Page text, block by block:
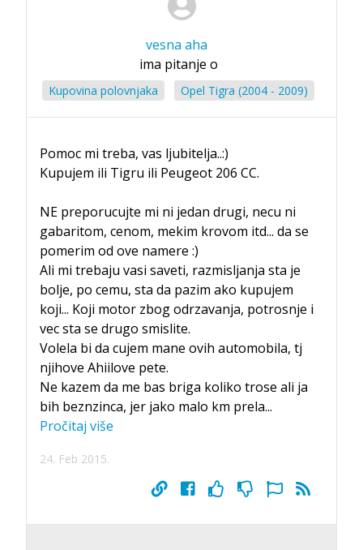
vesna aha
ima pitanje o
Kupovina polovnjaka Opel Tigra (2004 - 2009)
Pomoc mi treba, vas ljubitelja..:)
Kupujem ili Tigru ili Peugeot 206 CC.
NE preporucujte mi ni jedan drugi, necu ni
gabaritom, cenom, mekim krovom itd... da se
pomerim od ove namere :)
Ali mi trebaju vasi saveti, razmisljanja sta je
bolje, po cemu, sta da pazim ako kupujem
koji... Koji motor zbog odrzavanja, potrosnje i
vec sta se drugo smislite.
Volela bi da cujem mane ovih automobila, tj
njihove Ahiilove pete.
Ne kazem da me bas briga koliko trose ali ja
bih beznzinca, jer jako malo km prela...
Pročitaj više
24. Feb 2015.